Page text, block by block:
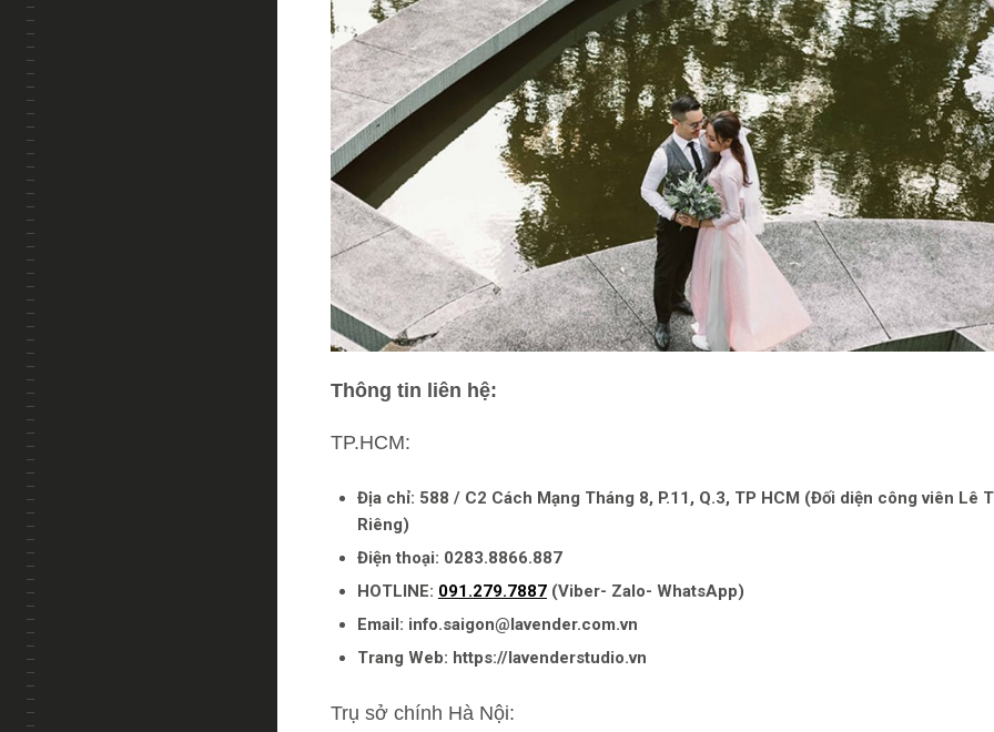
Thông tin liên hệ:
TP.HCM:
Địa chỉ: 588 / C2 Cách Mạng Tháng 8, P.11, Q.3, TP HCM (Đối diện công viên Lê
Riêng)
Điện thoại: 0283.8866.887
HOTLINE: 091.279.7887(Viber- Zalo- WhatsApp)
Email: info.saigon@lavender.com.vn
Trang Web: https://lavenderstudio.vn
Trụ sở chính Hà Nội: